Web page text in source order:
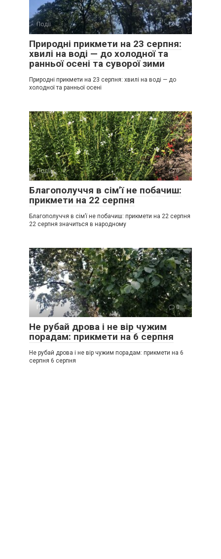
Події 0
Природні прикмети на 23 серпня:
хвилі на воді — до холодної та
ранньої осені та суворої зими
Природні прикмети на 23 серпня: хвилі на воді — до
холодної та ранньої осені
Події 0
Благополуччя в сім’ї не побачиш:
прикмети на 22 серпня
Благополуччя в сім’ї не побачиш: прикмети на 22 серпня
22 серпня значиться в народному
Події 0
Не рубай дрова і не вір чужим
порадам: прикмети на 6 серпня
Не рубай дрова і не вір чужим порадам: прикмети на 6
серпня 6 серпня